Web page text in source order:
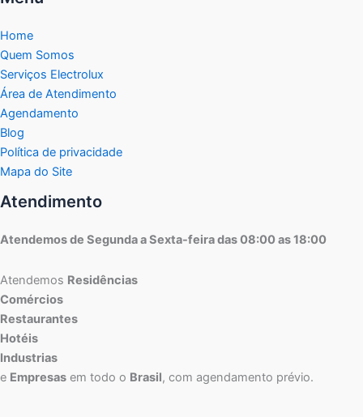
Home
Quem Somos
Serviços Electrolux
Área de Atendimento
Agendamento
Blog
Política de privacidade
Mapa do Site
Atendimento
Atendemos de Segunda a Sexta-feira das 08:00 as 18:00
Atendemos Residências
Comércios
Restaurantes
Hotéis
Industrias
e Empresas em todo o Brasil, com agendamento prévio.